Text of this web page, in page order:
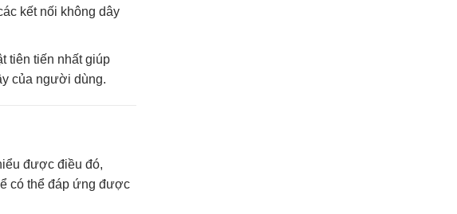
kết nối không dây
tiên tiến nhất giúp
của người dùng.
được điều đó,
có thể đáp ứng được